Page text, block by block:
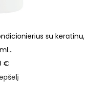
su keratinu,
€